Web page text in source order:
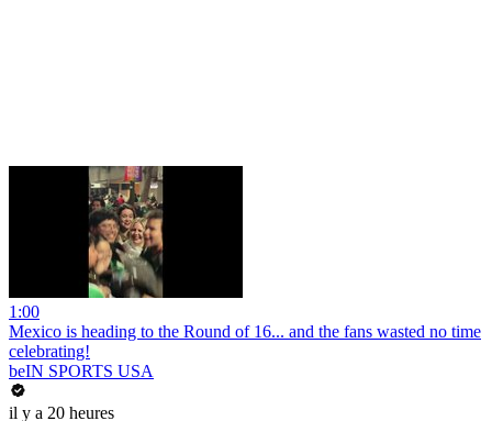
1:00
Mexico is heading to the Round of 16... and the fans wasted no time
celebrating!
beIN SPORTS USA
il y a 20 heures